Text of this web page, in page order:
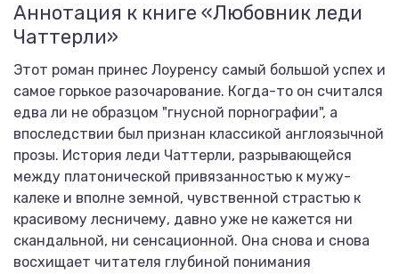
Аннотация к книге «Любовник леди
Чаттерли»
Этот роман принес Лоуренсу самый большой успех и
самое горькое разочарование. Когда-то он считался
едва ли не образцом "гнусной порнографии", а
впоследствии был признан классикой англоязычной
прозы. История леди Чаттерли, разрывающейся
между платонической привязанностью к мужу-
калеке и вполне земной, чувственной страстью к
красивому лесничему, давно уже не кажется ни
скандальной, ни сенсационной. Она снова и снова
восхищает читателя глубиной понимания